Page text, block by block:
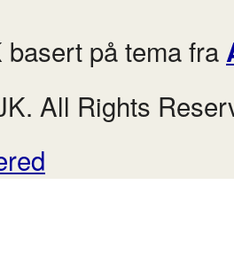
på tema fra
All Rights